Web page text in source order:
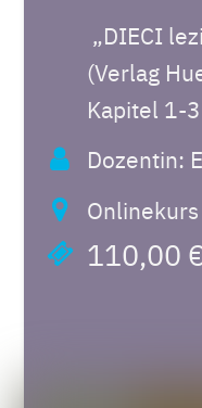
„DIECI
(Verlag
Kapitel 1-3
Dozentin:
Onlinekurs
110,00